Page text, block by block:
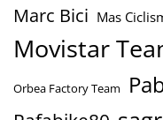
Marc Bici Mas
Movistar
Orbea Factory Team